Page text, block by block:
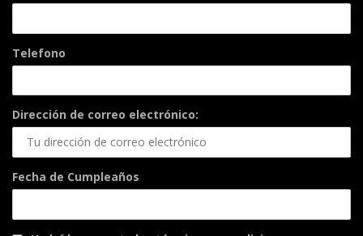
Telefono
Dirección de correo electrónico:
Fecha de Cumpleaños